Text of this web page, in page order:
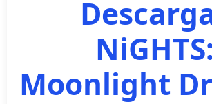
NiGHTS:
Moonlight